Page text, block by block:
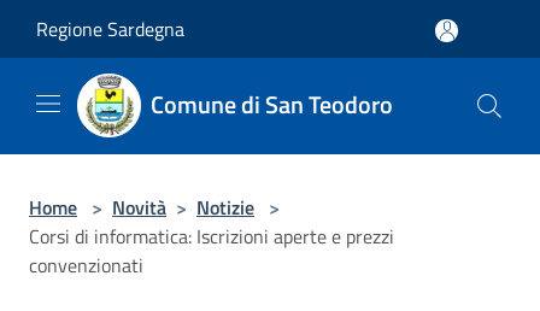
Regione Sardegna
Comune di San Teodoro
Home > Novità > Notizie >
Corsi di informatica: Iscrizioni aperte e prezzi
convenzionati